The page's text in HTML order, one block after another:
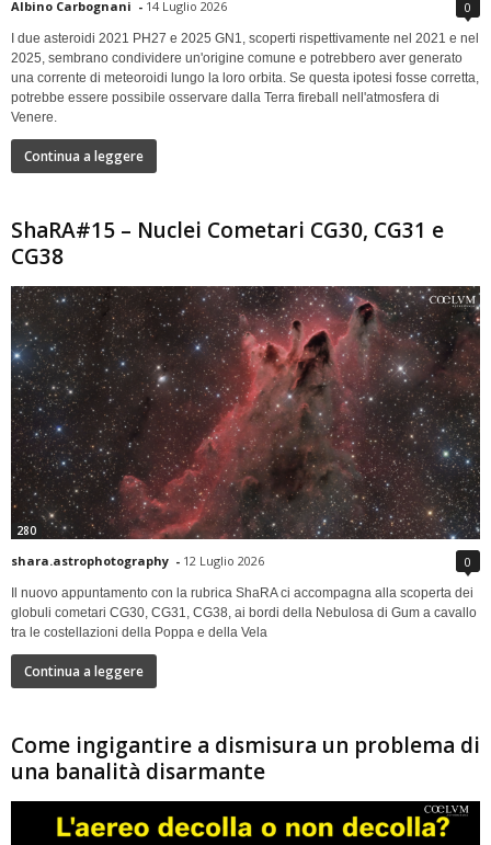
Albino Carbognani - 14 Luglio 2026 0
I due asteroidi 2021 PH27 e 2025 GN1, scoperti rispettivamente nel 2021 e nel
2025, sembrano condividere un'origine comune e potrebbero aver generato
una corrente di meteoroidi lungo la loro orbita. Se questa ipotesi fosse corretta,
potrebbe essere possibile osservare dalla Terra fireball nell'atmosfera di
Venere.
Continua a leggere
ShaRA#15 – Nuclei Cometari CG30, CG31 e
CG38
280
shara.astrophotography - 12 Luglio 2026 0
Il nuovo appuntamento con la rubrica ShaRA ci accompagna alla scoperta dei
globuli cometari CG30, CG31, CG38, ai bordi della Nebulosa di Gum a cavallo
tra le costellazioni della Poppa e della Vela
Continua a leggere
Come ingigantire a dismisura un problema di
una banalità disarmante